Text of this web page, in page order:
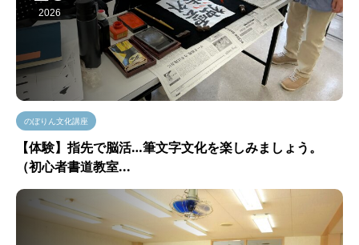
2026
のぼりん文化講座
【体験】指先で脳活…筆文字文化を楽しみましょう。
（初心者書道教室...